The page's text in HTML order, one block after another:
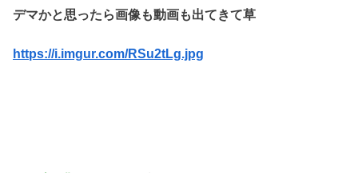
デマかと思ったら画像も動画も出てきて草
https://i.imgur.com/RSu2tLg.jpg